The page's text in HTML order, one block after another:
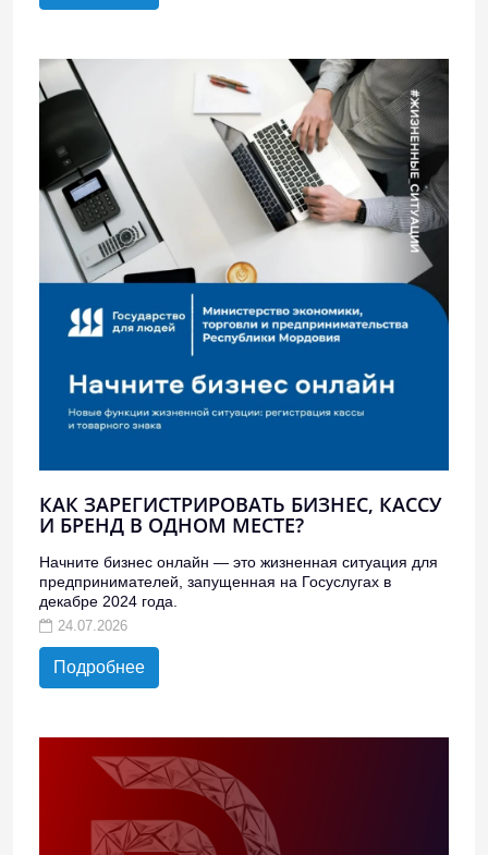
КАК ЗАРЕГИСТРИРОВАТЬ БИЗНЕС, КАССУ
И БРЕНД В ОДНОМ МЕСТЕ?
Начните бизнес онлайн — это жизненная ситуация для
предпринимателей, запущенная на Госуслугах в
декабре 2024 года.
24.07.2026
Подробнее